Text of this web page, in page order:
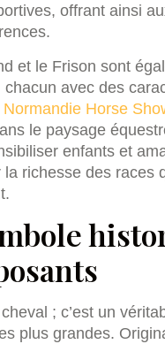
offrant ainsi
et le Frison sont
avec des
Normandie Horse
le paysage
enfants et
richesse des
; c’est un
plus grandes.